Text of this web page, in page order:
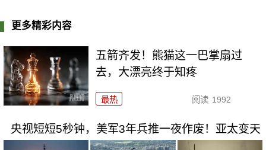
更多精彩内容
五箭齐发！熊猫这一巴掌扇过
去，大漂亮终于知疼
最热 阅读 1992
央视短短5秒钟，美军3年兵推一夜作废！亚太变天